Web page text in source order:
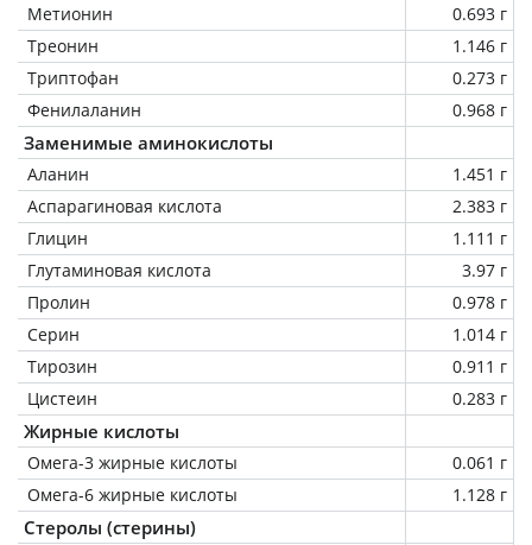
Метионин
0.693 г
Треонин
1.146 г
Триптофан
0.273 г
Фенилаланин
0.968 г
Заменимые аминокислоты
Аланин
1.451 г
Аспарагиновая кислота
2.383 г
Глицин
1.111 г
Глутаминовая кислота
3.97 г
Пролин
0.978 г
Серин
1.014 г
Тирозин
0.911 г
Цистеин
0.283 г
Жирные кислоты
Омега-3 жирные кислоты
0.061 г
Омега-6 жирные кислоты
1.128 г
Стеролы (стерины)